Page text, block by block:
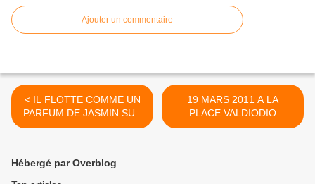
Ajouter un commentaire
< IL FLOTTE COMME UN
PARFUM DE JASMIN SUR
GALSEN!
19 MARS 2011 A LA
PLACE VALDIODIO
NDIAYE: VERS PLUS DE
Hébergé par Overblog